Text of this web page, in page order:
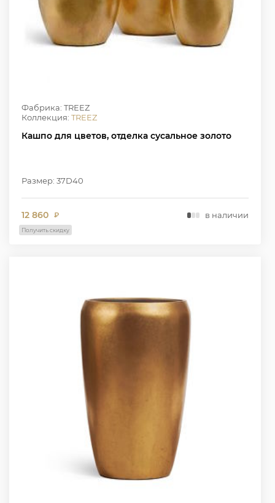
Фабрика: TREEZ
Коллекция: TREEZ
Кашпо для цветов, отделка сусальное золото
Размер: 37D40
12 860 ₽ в наличии
Получить скидку